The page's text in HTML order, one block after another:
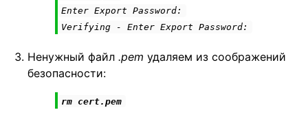
Enter Export Password:
Verifying - Enter Export Password:
Ненужный файл .pem удаляем из соображений
безопасности:
rm cert.pem